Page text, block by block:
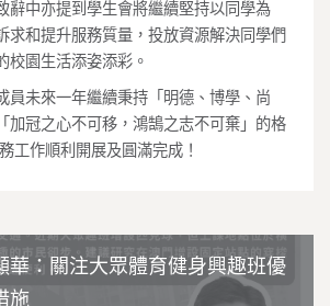
辭中亦提到學生會將繼續堅持以同學為
求和提升服務質量，投放資源解決同學們
校園生活添姿添彩。
員未來一年繼續秉持「明德、博學、尚
加冠之心不可移，鴻鵠之志不可棄」的格
工作順利開展及圓滿完成！
華：關注大眾體育健身興趣班優
施